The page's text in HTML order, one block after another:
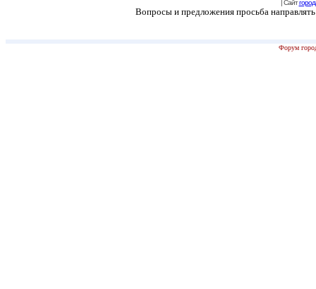
| Сайт
Вопросы и предложения просьба
Форум